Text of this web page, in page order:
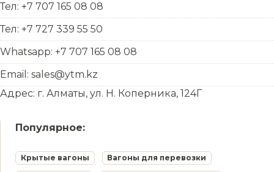
Тел: +7 707 165 08 08
Тел: +7 727 339 55 50
Whatsapp: +7 707 165 08 08
Email: sales@ytm.kz
Адрес: г. Алматы, ул. Н. Коперника, 124Г
Популярное:
Крытые вагоны Вагоны для перевозки